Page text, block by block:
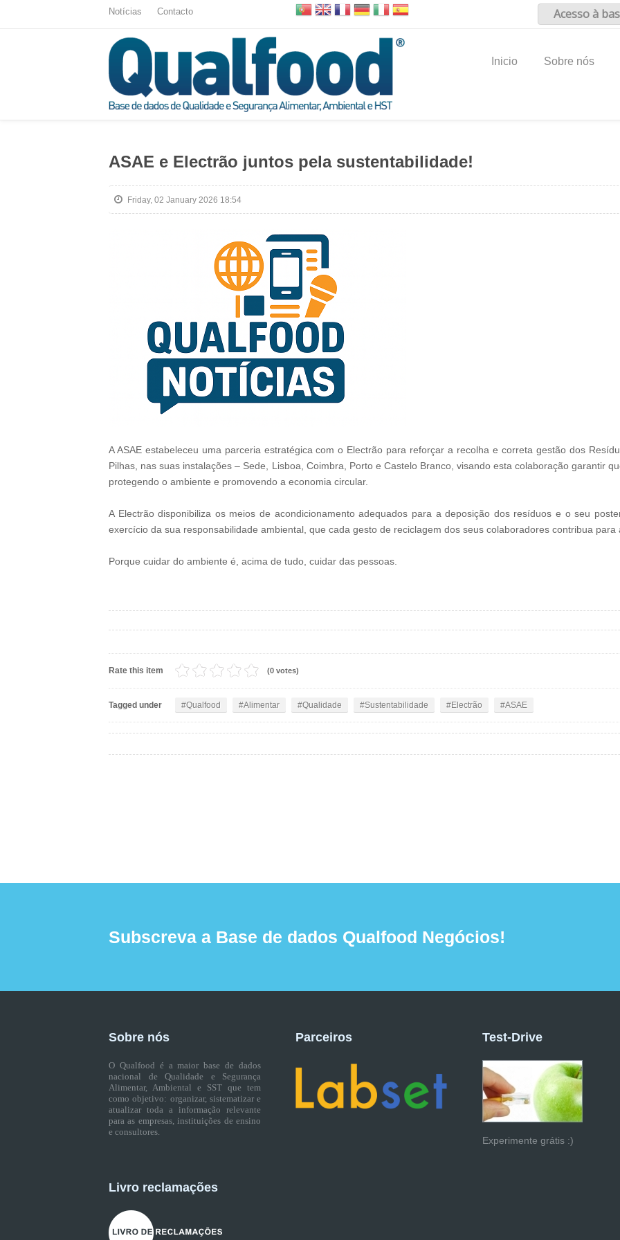
Notícias Contacto Acesso à
Inicio Sobre nós
ASAE e Electrão juntos pela sustentabilidade!
Friday, 02 January 2026 18:54
A ASAE estabeleceu uma parceria estratégica com o Electrão para reforçar a recolha e correta gestão dos
Pilhas, nas suas instalações – Sede, Lisboa, Coimbra, Porto e Castelo Branco, visando esta colaboração garantir
protegendo o ambiente e promovendo a economia circular.
A Electrão disponibiliza os meios de acondicionamento adequados para a deposição dos resíduos e o seu
exercício da sua responsabilidade ambiental, que cada gesto de reciclagem dos seus colaboradores contribua para
Porque cuidar do ambiente é, acima de tudo, cuidar das pessoas.
Rate this item (0 votes)
Tagged under Qualfood Alimentar Qualidade Sustentabilidade Electrão ASAE
Subscreva a Base de dados Qualfood Negócios!
Sobre nós
O Qualfood é a maior base de dados
nacional de Qualidade e Segurança
Alimentar, Ambiental e SST que tem
como objetivo: organizar, sistematizar e
atualizar toda a informação relevante
para as empresas, instituições de ensino
e consultores.
Livro reclamações
Parceiros Test-Drive
Experimente grátis :)